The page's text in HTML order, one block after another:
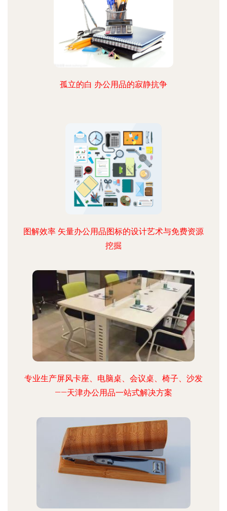
孤立的白 办公用品的寂静抗争
图解效率 矢量办公用品图标的设计艺术与免费资源
挖掘
专业生产屏风卡座、电脑桌、会议桌、椅子、沙发
——天津办公用品一站式解决方案